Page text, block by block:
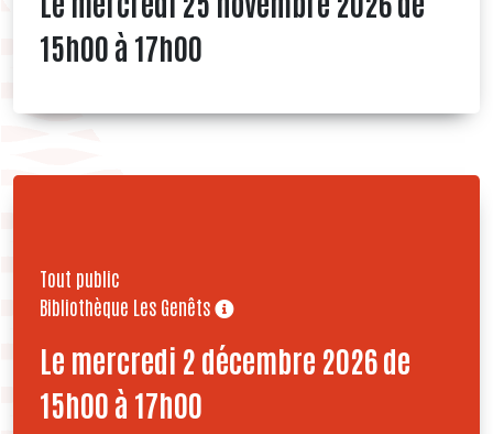
15h00 à 17h00
Le mercredi 2 décembre 2026 de
15h00 à 17h00
Tout public
Bibliothèque Les Genêts